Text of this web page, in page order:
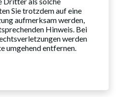
Sie trotzdem auf eine
aufmerksam werden,
Hinweis. Bei
werden
umgehend entfernen.